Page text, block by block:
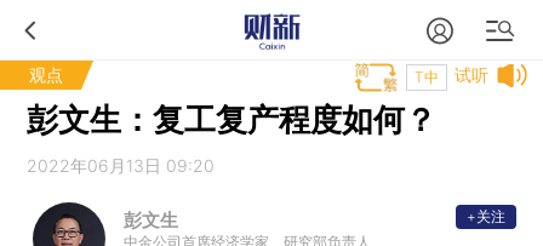
观点 试听
T中
彭文生：复工复产程度如何？
2022年06月13日 09:20
彭文生
中金公司首席经济学家、研究部负责人
+关注